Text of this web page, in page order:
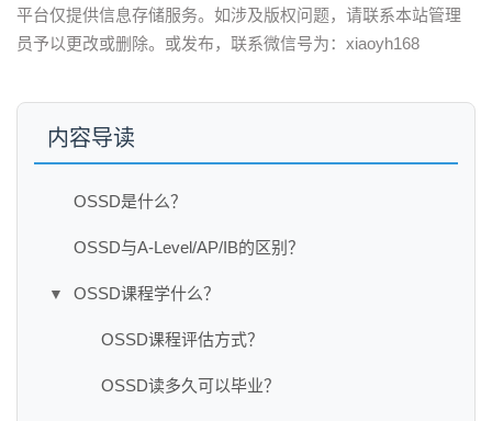
平台仅提供信息存储服务。如涉及版权问题，请联系本站管理
员予以更改或删除。或发布，联系微信号为：xiaoyh168
内容导读
OSSD是什么？
OSSD与A-Level/AP/IB的区别？
▼ OSSD课程学什么？
OSSD课程评估方式？
OSSD读多久可以毕业？